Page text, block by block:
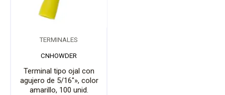
TERMINALES
CNHOWDER
Terminal tipo ojal con
agujero de 5/16″», color
amarillo, 100 unid.